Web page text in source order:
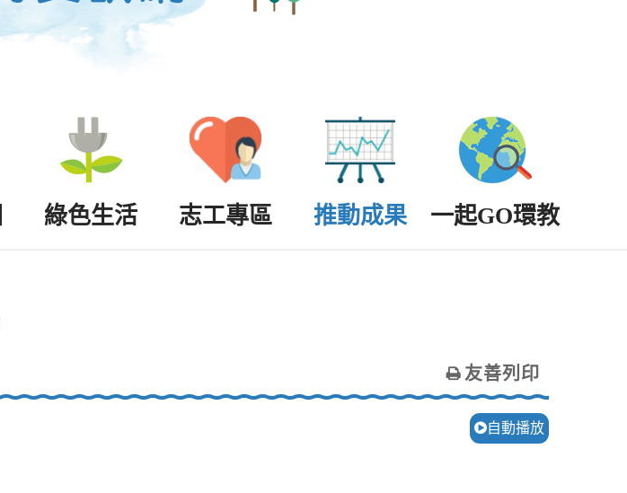
綠色生活 志工專區 推動成果 一起GO環教
友善列印
自動播放